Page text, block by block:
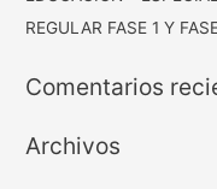
REGULAR FASE 1 Y
Comentarios
Archivos